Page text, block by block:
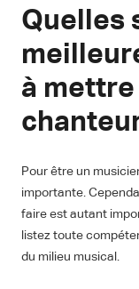
Quelles
à mettre
Pour être un
importante.
faire est autant
listez toute
du milieu musical.